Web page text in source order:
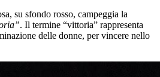
su sfondo rosso, campeggia la
. Il termine “vittoria” rappresenta
delle donne, per vincere nello